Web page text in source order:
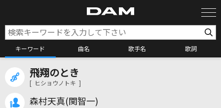
キーワード 曲名 歌手名 歌詞
飛翔のとき
[ ヒショウノトキ ]
森村天真(関智一)